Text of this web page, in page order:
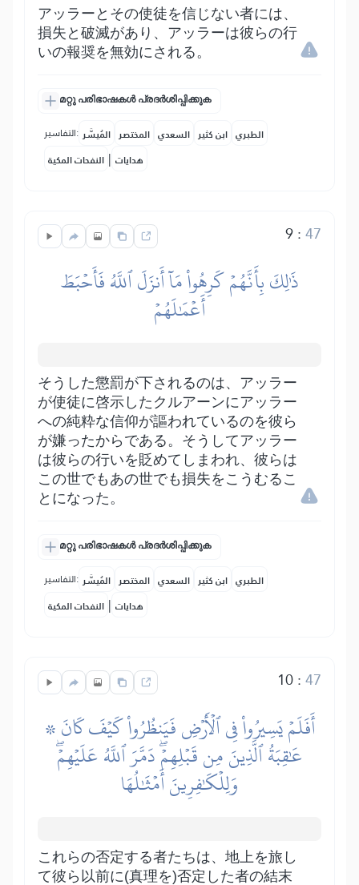
アッラーとその使徒を信じない者には、
損失と破滅があり、アッラーは彼らの行
いの報奨を無効にされる。
മറ്റു പരിഭാഷകൾ പ്രദർശിപ്പിക്കുക
التفاسير: المُيسَّر المختصر السعدي ابن كثير الطبري
النفحات المكية | هدايات
9:47
ذَٰلِكَ بِأَنَّهُمۡ كَرِهُواْ مَآ أَنزَلَ ٱللَّهُ فَأَحۡبَطَ
أَعۡمَٰلَهُمۡ
そうした懲罰が下されるのは、アッラー
が使徒に啓示したクルアーンにアッラー
への純粋な信仰が謳われているのを彼ら
が嫌ったからである。そうしてアッラー
は彼らの行いを貶めてしまわれ、彼らは
この世でもあの世でも損失をこうむるこ
とになった。
മറ്റു പരിഭാഷകൾ പ്രദർശിപ്പിക്കുക
التفاسير: المُيسَّر المختصر السعدي ابن كثير الطبري
النفحات المكية | هدايات
10:47
۞ أَفَلَمۡ يَسِيرُواْ فِي ٱلۡأَرۡضِ فَيَنظُرُواْ كَيۡفَ كَانَ
عَٰقِبَةُ ٱلَّذِينَ مِن قَبۡلِهِمۡۖ دَمَّرَ ٱللَّهُ عَلَيۡهِمۡۖ
وَلِلۡكَٰفِرِينَ أَمۡثَٰلُهَا
これらの否定する者たちは、地上を旅し
て彼ら以前に(真理を)否定した者の結末